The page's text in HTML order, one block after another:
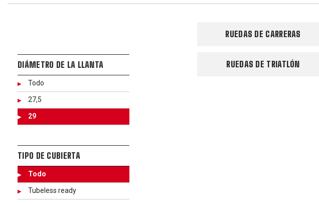
DIÁMETRO DE LA LLANTA
Todo
27,5
29
TIPO DE CUBIERTA
Todo
Tubeless ready
RUEDAS DE CARRERAS
RUEDAS DE TRIATLÓN